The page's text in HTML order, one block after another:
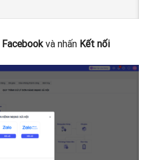
Facebook và nhấn Kết nối